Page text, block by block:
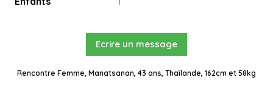
Ecrire un message
Rencontre Femme, Manatsanan, 43 ans, Thaïlande, 162cm et 58kg